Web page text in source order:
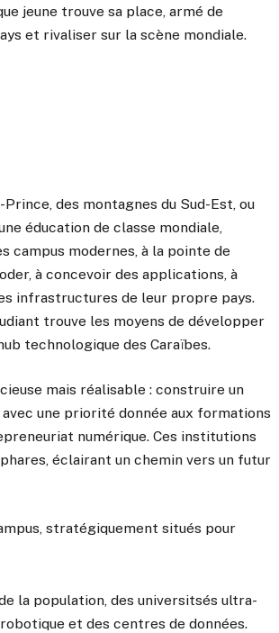
jeune trouve sa place, armé de
et rivaliser sur la scène mondiale.
des montagnes du Sud-Est, ou
éducation de classe mondiale,
campus modernes, à la pointe de
à concevoir des applications, à
infrastructures de leur propre pays.
trouve les moyens de développer
technologique des Caraïbes.
mais réalisable : construire un
une priorité donnée aux formations
numérique. Ces institutions
éclairant un chemin vers un futur
stratégiquement situés pour
la population, des universitsés ultra-
et des centres de données.